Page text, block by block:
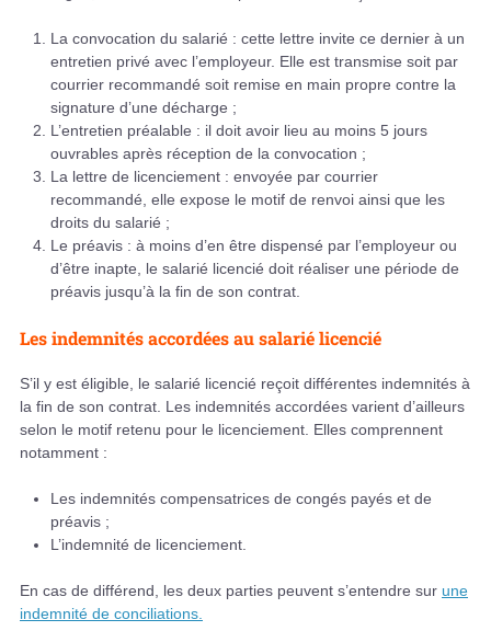
La convocation du salarié : cette lettre invite ce dernier à un
entretien privé avec l’employeur. Elle est transmise soit par
courrier recommandé soit remise en main propre contre la
signature d’une décharge ;
L’entretien préalable : il doit avoir lieu au moins 5 jours
ouvrables après réception de la convocation ;
La lettre de licenciement : envoyée par courrier
recommandé, elle expose le motif de renvoi ainsi que les
droits du salarié ;
Le préavis : à moins d’en être dispensé par l’employeur ou
d’être inapte, le salarié licencié doit réaliser une période de
préavis jusqu’à la fin de son contrat.
Les indemnités accordées au salarié licencié
S’il y est éligible, le salarié licencié reçoit différentes indemnités à
la fin de son contrat. Les indemnités accordées varient d’ailleurs
selon le motif retenu pour le licenciement. Elles comprennent
notamment :
Les indemnités compensatrices de congés payés et de
préavis ;
L’indemnité de licenciement.
En cas de différend, les deux parties peuvent s’entendre sur une
indemnité de conciliations.